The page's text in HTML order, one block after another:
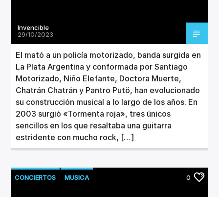
Invencible
29/10/2023
El mató a un policía motorizado, banda surgida en
La Plata Argentina y conformada por Santiago
Motorizado, Niño Elefante, Doctora Muerte,
Chatrán Chatrán y Pantro Putö, han evolucionado
su construcción musical a lo largo de los años. En
2003 surgió «Tormenta roja», tres únicos
sencillos en los que resaltaba una guitarra
estridente con mucho rock, […]
CONCIERTOS MUSICA 0